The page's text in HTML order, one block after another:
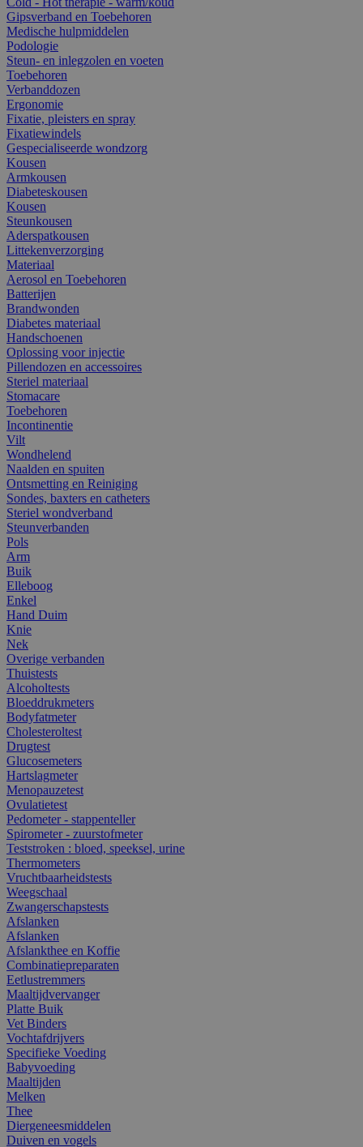
Gipsverband en Toebehoren
Medische hulpmiddelen
Podologie
Steun- en inlegzolen en voeten
Toebehoren
Verbanddozen
Ergonomie
Fixatie, pleisters en spray
Fixatiewindels
Gespecialiseerde wondzorg
Kousen
Armkousen
Diabeteskousen
Kousen
Steunkousen
Aderspatkousen
Littekenverzorging
Materiaal
Aerosol en Toebehoren
Batterijen
Brandwonden
Diabetes materiaal
Handschoenen
Oplossing voor injectie
Pillendozen en accessoires
Steriel materiaal
Stomacare
Toebehoren
Incontinentie
Vilt
Wondhelend
Naalden en spuiten
Ontsmetting en Reiniging
Sondes, baxters en catheters
Steriel wondverband
Steunverbanden
Pols
Arm
Buik
Elleboog
Enkel
Hand Duim
Knie
Nek
Overige verbanden
Thuistests
Alcoholtests
Bloeddrukmeters
Bodyfatmeter
Cholesteroltest
Drugtest
Glucosemeters
Hartslagmeter
Menopauzetest
Ovulatietest
Pedometer - stappenteller
Spirometer - zuurstofmeter
Teststroken : bloed, speeksel, urine
Thermometers
Vruchtbaarheidstests
Weegschaal
Zwangerschapstests
Afslanken
Afslanken
Afslankthee en Koffie
Combinatiepreparaten
Eetlustremmers
Maaltijdvervanger
Platte Buik
Vet Binders
Vochtafdrijvers
Specifieke Voeding
Babyvoeding
Maaltijden
Melken
Thee
Diergeneesmiddelen
Duiven en vogels